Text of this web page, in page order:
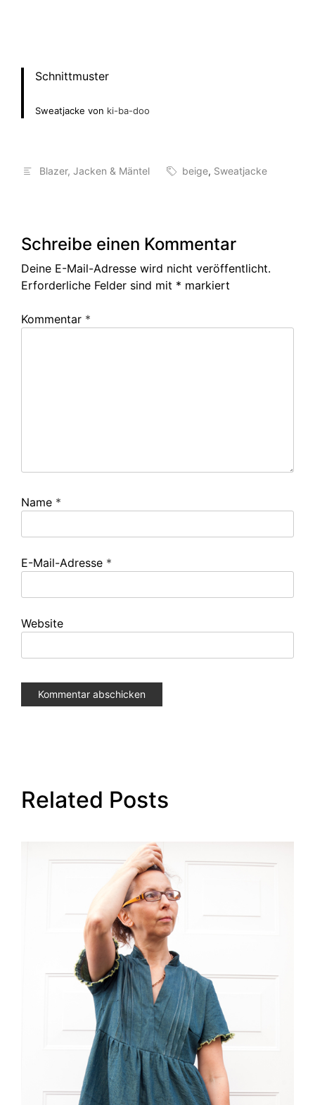
Schnittmuster
Sweatjacke von ki-ba-doo
Blazer, Jacken & Mäntel beige, Sweatjacke
Schreibe einen Kommentar
Deine E-Mail-Adresse wird nicht veröffentlicht.
Erforderliche Felder sind mit * markiert
Kommentar *
Name *
E-Mail-Adresse *
Website
Related Posts